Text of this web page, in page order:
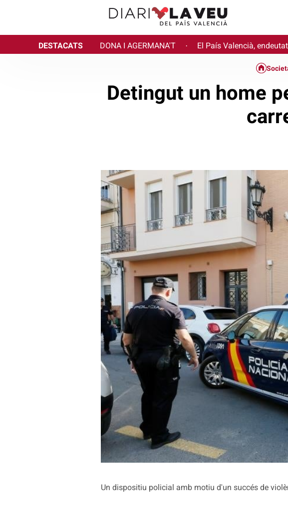
DESTACATS DONA I AGERMANA'T · El País Valencià, endeutat
Un dispositiu policial amb motiu d'un succés de
Detingut un home